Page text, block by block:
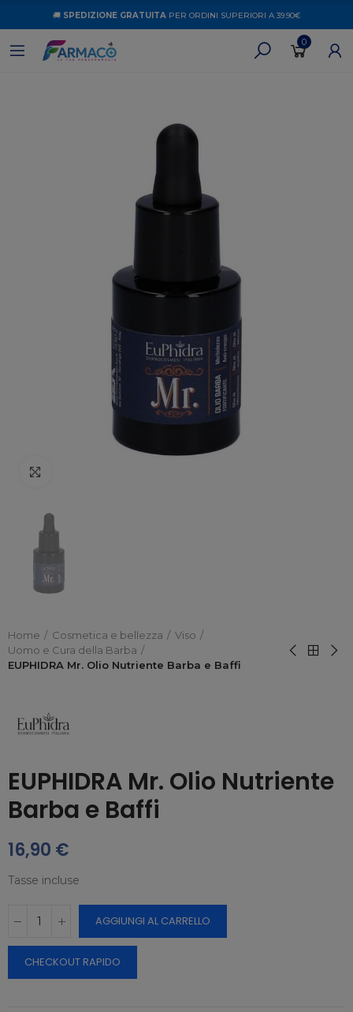
🚚 SPEDIZIONE GRATUITAPER ORDINI SUPERIORI A 39.90€
0
Home Cosmetica e bellezza
Viso
Uomo e Cura della Barba
EUPHIDRA Mr. Olio Nutriente Barba e Baffi
EUPHIDRA Mr. Olio Nutriente
Barba e Baffi
16,90 €
Tasse incluse
AGGIUNGI AL CARRELLO
CHECKOUT RAPIDO